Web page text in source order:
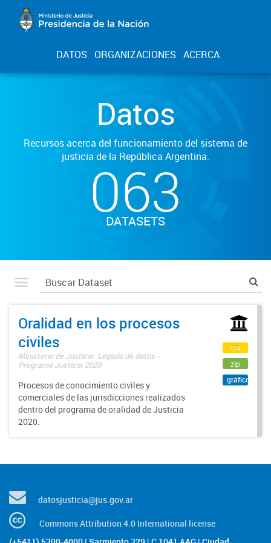
DATOS ORGANIZACIONES ACERCA
Datos
Recursos acerca del funcionamiento del sistema de
justicia de la República Argentina.
063
DATASETS
Oralidad en los procesos
civiles
Ministerio de Justicia. Legado de datos -
Programa Justicia 2020
Procesos de conocimiento civiles y
comerciales de las jurisdicciones realizados
dentro del programa de oralidad de Justicia
2020.
csv
zip
gráfico
datosjusticia@jus.gov.ar
Commons Attribution 4.0 International license